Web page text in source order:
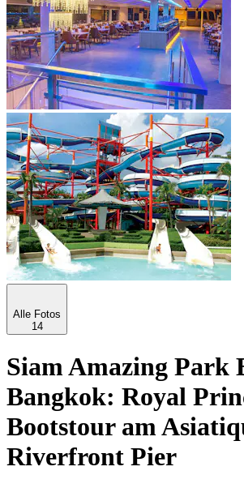
Alle Fotos
14
Siam Amazing Park
Bangkok: Royal
Bootstour am
Riverfront Pier